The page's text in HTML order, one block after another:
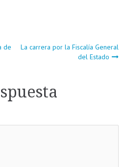
de
La carrera por la Fiscalía General
del Estado